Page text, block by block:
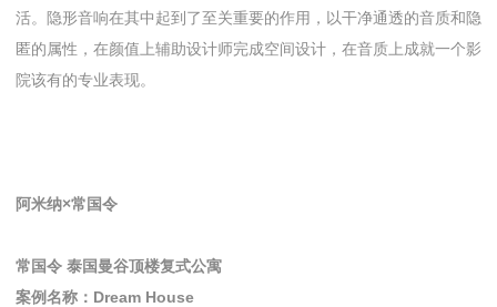
活。隐形音响在其中起到了至关重要的作用，以干净通透的音质和隐
匿的属性，在颜值上辅助设计师完成空间设计，在音质上成就一个影
院该有的专业表现。
阿米纳×常国令
常国令 泰国曼谷顶楼复式公寓
案例名称：Dream House